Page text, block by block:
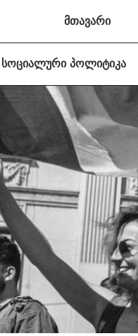
მთავარი
სოციალური პოლიტიკა